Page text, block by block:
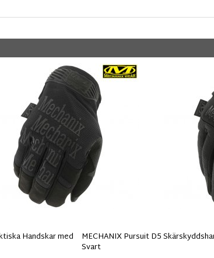
Handskar med MECHANIX Pursuit D5
Svart